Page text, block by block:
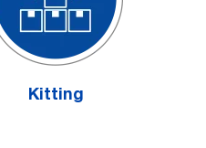
Kitting